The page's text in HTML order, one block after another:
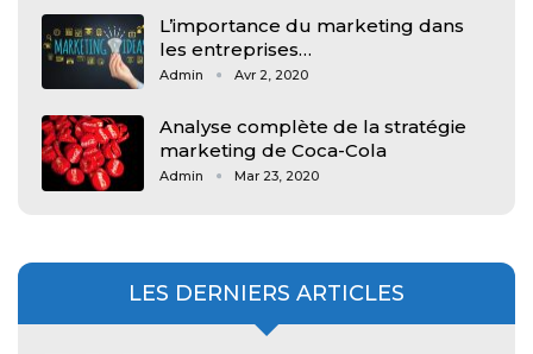
L’importance du marketing dans
les entreprises…
Admin Avr 2, 2020
Analyse complète de la stratégie
marketing de Coca-Cola
Admin Mar 23, 2020
LES DERNIERS ARTICLES